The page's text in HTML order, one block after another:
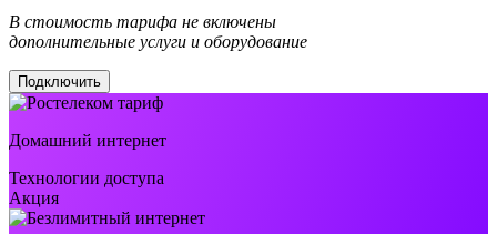
В стоимость тарифа не включены
дополнительные услуги и оборудование
Подключить
Домашний интернет
Технологии доступа
Акция